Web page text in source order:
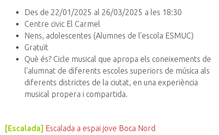
Des de 22/01/2025 al 26/03/2025 a les 18:30
Centre civic El Carmel
Nens, adolescentes (Alumnes de l’escola ESMUC)
Gratuït
Què és? Cicle musical que apropa els coneixements de
l’alumnat de diferents escoles superiors de música als
diferents districtes de la ciutat, en una experiència
musical propera i compartida.
[Escalada] Escalada a espai jove Boca Nord